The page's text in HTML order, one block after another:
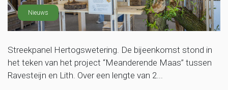
Nieuws
Streekpanel Hertogswetering. De bijeenkomst stond in
het teken van het project “Meanderende Maas” tussen
Ravesteijn en Lith. Over een lengte van 2...